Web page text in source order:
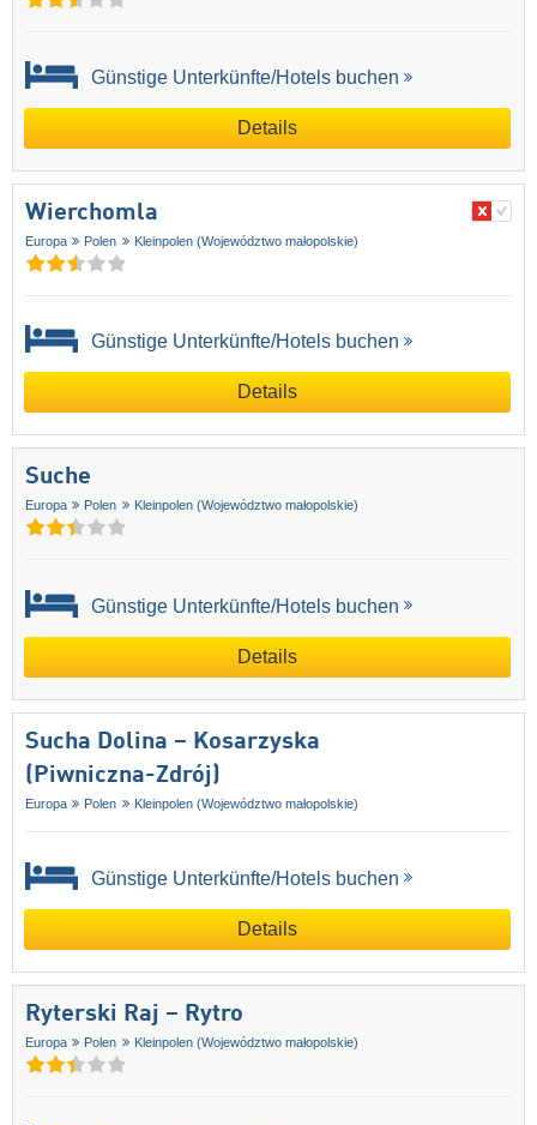
Günstige Unterkünfte/Hotels buchen
Details
Wierchomla
Europa Polen Kleinpolen (Województwo małopolskie)
Günstige Unterkünfte/Hotels buchen
Details
Suche
Europa Polen Kleinpolen (Województwo małopolskie)
Günstige Unterkünfte/Hotels buchen
Details
Sucha Dolina – Kosarzyska
(Piwniczna-Zdrój)
Europa Polen Kleinpolen (Województwo małopolskie)
Günstige Unterkünfte/Hotels buchen
Details
Ryterski Raj – Rytro
Europa Polen Kleinpolen (Województwo małopolskie)